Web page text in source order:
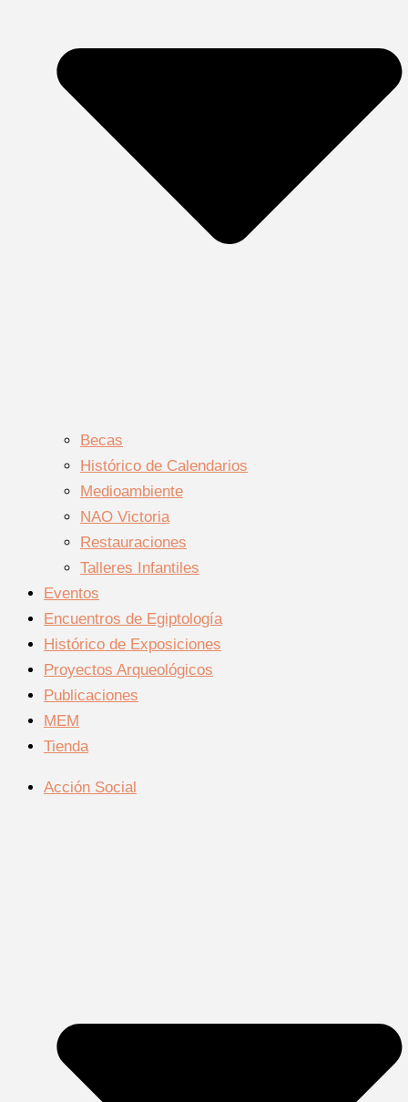
Becas
Histórico de Calendarios
Medioambiente
NAO Victoria
Restauraciones
Talleres Infantiles
Eventos
Encuentros de Egiptología
Histórico de Exposiciones
Proyectos Arqueológicos
Publicaciones
MEM
Tienda
Acción Social